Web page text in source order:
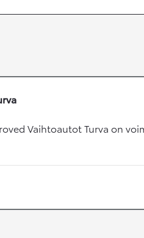
Vaihtoautot Turva on